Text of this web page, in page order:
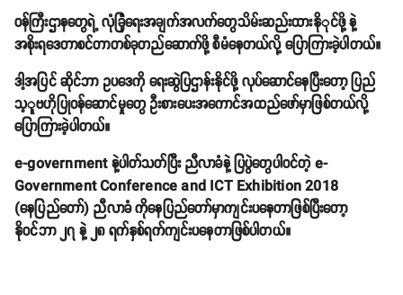
ဝန်ကြီးဌာနတွေရဲ့ လုံခြုံရေးအချက်အလက်တွေသိမ်းဆည်းထားနိုုင်ဖို့ နဲ့
အစိုးရဒေတာစင်တာတစ်ခုတည်ဆောက်ဖို့ စီမံနေတယ်လို့ ပြောကြားခဲ့ပါတယ်။
ဒါ့အပြင် ဆိုင်ဘာ ဥပဒေကို ရေးဆွဲပြဌာန်းနိုင်ဖို့ လုပ်ဆောင်နေပြီးတော့ ပြည်
သ့ူဗဟိုပြုဝန်ဆောင်မှုတွေ ဦးစားပေးအကောင်အထည်ဖော်မှာဖြစ်တယ်လို့
ပြောကြားခဲ့ပါတယ်။
e-government နဲ့ပါတ်သတ်ပြီး ညီလာခံနဲ့ ပြပွဲတွေပါဝင်တဲ့ e-
Government Conference and ICT Exhibition 2018
(နေပြည်တော်) ညီလာခံ ကိုနေပြည်တော်မှာကျင်းပနေတာဖြစ်ပြီးတော့
နိုဝင်ဘာ ၂၇ နဲ့ ၂၈ ရက်နှစ်ရက်ကျင်းပနေတာဖြစ်ပါတယ်။